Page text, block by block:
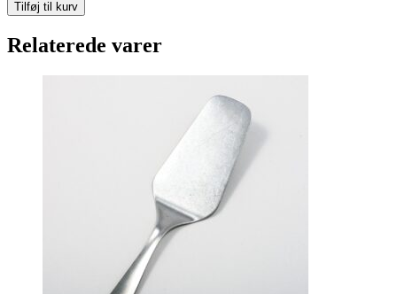
gryder
Tilføj til kurv
Relaterede varer